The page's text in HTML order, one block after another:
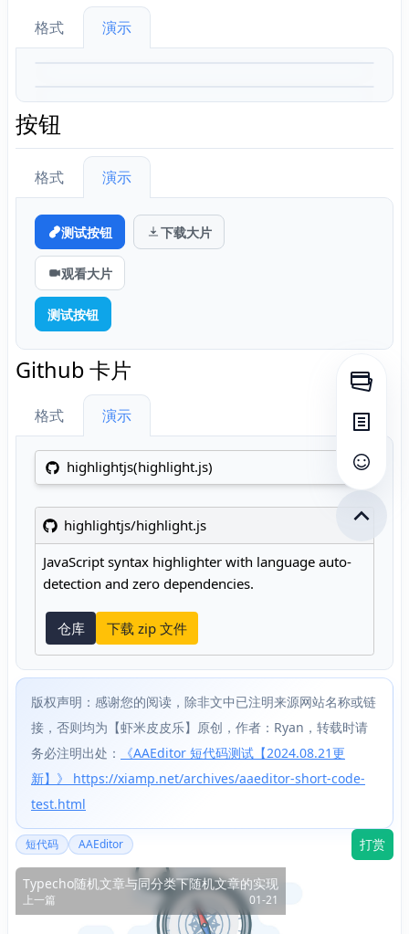
格式 演示
按钮
格式 演示
测试按钮 下载大片
观看大片
测试按钮
Github 卡片
格式 演示
highlightjs(highlight.js)
highlightjs/highlight.js
JavaScript syntax highlighter with language auto-
detection and zero dependencies.
仓库 下载 zip 文件
版权声明：感谢您的阅读，除非文中已注明来源网站名称或链
接，否则均为【虾米皮皮乐】原创，作者：Ryan，转载时请
务必注明出处：
《AAEditor 短代码测试【2024.08.21更
新】》 https://xiamp.net/archives/aaeditor-short-code-
test.html
短代码 AAEditor 打赏
Typecho随机文章与同分类下随机文章的实现
上一篇 01-21
打开侧
打开目
查看评